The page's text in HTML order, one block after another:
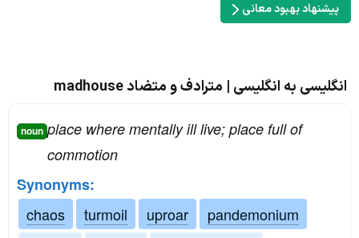
پیشنهاد بهبود معانی
انگلیسی به انگلیسی | مترادف و متضاد madhouse
noun place where mentally ill live; place full of
commotion
Synonyms:
chaos
turmoil uproar
pandemonium